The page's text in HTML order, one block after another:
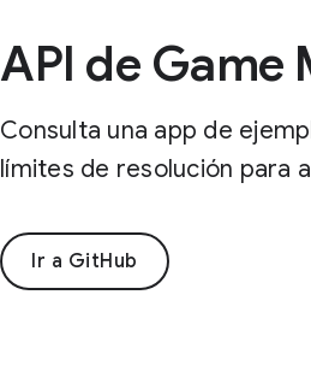
API de Game
Consulta una app de
límites de resolución para
Ir a GitHub